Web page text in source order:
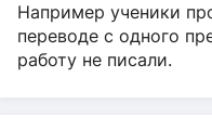
Например ученики
переводе с одного
работу не писали.